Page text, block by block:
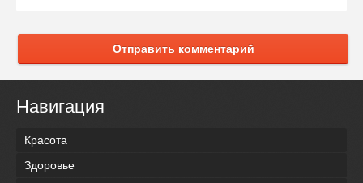
Отправить комментарий
Навигация
Красота
Здоровье